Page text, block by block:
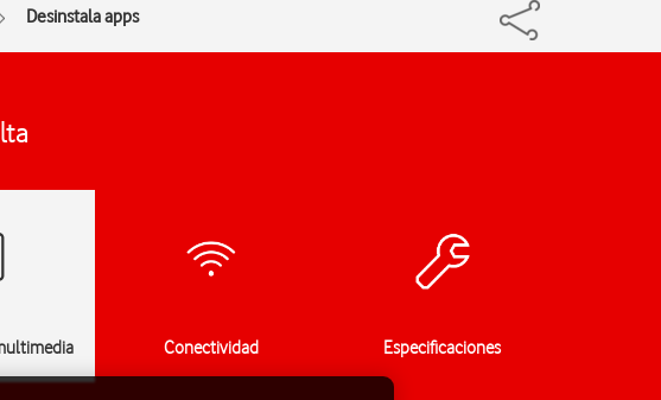
Desinstala apps
Conectividad Especificaciones